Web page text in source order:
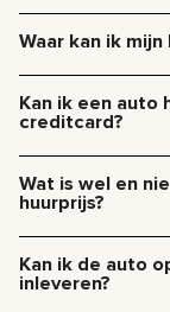
Waar kan ik
Airport. We komen
papieren ter plekke.
235 AED (+5%
Bezorging naar
Kan ik een auto
creditcard?
inclusief contant geld
Wat is wel en
huurprijs?
24/7.
Extra kosten zijn:
Kan ik de auto
inleveren?